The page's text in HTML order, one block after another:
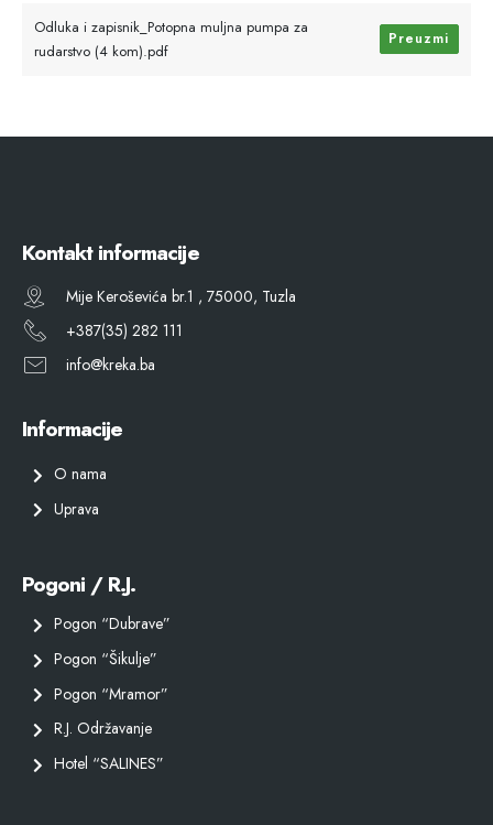
Odluka i zapisnik_Potopna muljna pumpa za
rudarstvo (4 kom).pdf
Preuzmi
Kontakt informacije
Mije Keroševića br.1 , 75000, Tuzla
+387(35) 282 111
info@kreka.ba
Informacije
O nama
Uprava
Pogoni / R.J.
Pogon “Dubrave”
Pogon “Šikulje”
Pogon “Mramor”
R.J. Održavanje
Hotel “SALINES”